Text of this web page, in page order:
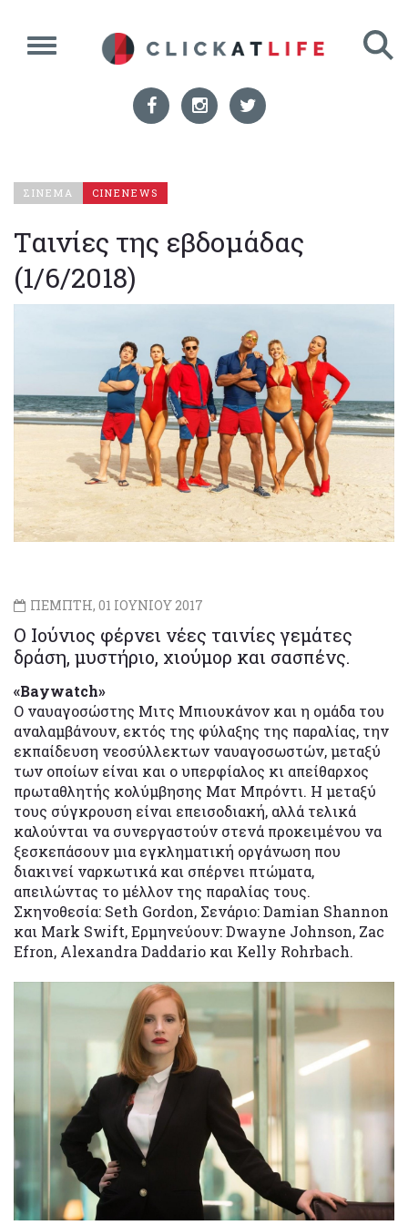
ΣΙΝΕΜΑ CINENEWS
Ταινίες της εβδομάδας
(1/6/2018)
ΠΕΜΠΤΗ, 01 ΙΟΥΝΙΟΥ 2017
Ο Ιούνιος φέρνει νέες ταινίες γεμάτες
δράση, μυστήριο, χιούμορ και σασπένς.
«Baywatch»
Ο ναυαγοσώστης Μιτς Μπιουκάνον και η ομάδα του
αναλαμβάνουν, εκτός της φύλαξης της παραλίας, την
εκπαίδευση νεοσύλλεκτων ναυαγοσωστών, μεταξύ
των οποίων είναι και ο υπερφίαλος κι απείθαρχος
πρωταθλητής κολύμβησης Ματ Μπρόντι. Η μεταξύ
τους σύγκρουση είναι επεισοδιακή, αλλά τελικά
καλούνται να συνεργαστούν στενά προκειμένου να
ξεσκεπάσουν μια εγκληματική οργάνωση που
διακινεί ναρκωτικά και σπέρνει πτώματα,
απειλώντας το μέλλον της παραλίας τους.
Σκηνοθεσία: Seth Gordon, Σενάριο: Damian Shannon
και Mark Swift, Ερμηνεύουν: Dwayne Johnson, Zac
Efron, Alexandra Daddario και Kelly Rohrbach.